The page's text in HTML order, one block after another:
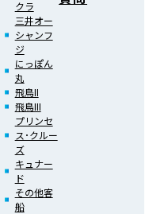
クラ
三井オー
シャンフ
ジ
にっぽん
丸
飛鳥II
飛鳥III
プリンセ
ス･クルー
ズ
キュナー
ド
その他客
船